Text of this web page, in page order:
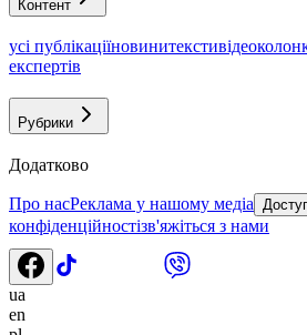
Контент
усі публікаціїновинитекстивідео
експертів
Рубрики
Додатково
Про насРеклама у нашому медіа
конфіденційностізв'яжіться з нами
ua
en